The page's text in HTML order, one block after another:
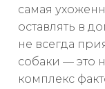
самая
оставлять в
не всегда
собаки — это
комплекс